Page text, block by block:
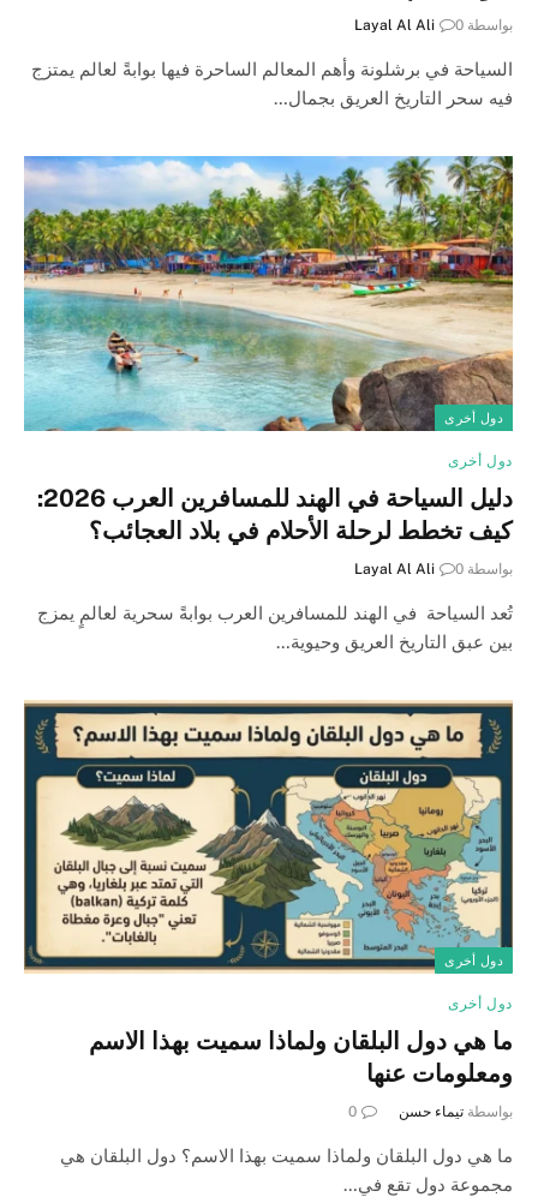
بواسطة Layal Al Ali 0
السياحة في برشلونة وأهم المعالم الساحرة فيها بوابةً لعالم يمتزج
فيه سحر التاريخ العريق بجمال…
دول أخرى
دول أخرى
دليل السياحة في الهند للمسافرين العرب 2026:
كيف تخطط لرحلة الأحلام في بلاد العجائب؟
بواسطة Layal Al Ali 0
تُعد السياحة في الهند للمسافرين العرب بوابةً سحرية لعالمٍ يمزج
بين عبق التاريخ العريق وحيوية…
دول أخرى
دول أخرى
ما هي دول البلقان ولماذا سميت بهذا الاسم
ومعلومات عنها
بواسطة تيماء حسن 0
ما هي دول البلقان ولماذا سميت بهذا الاسم؟ دول البلقان هي
مجموعة دول تقع في…